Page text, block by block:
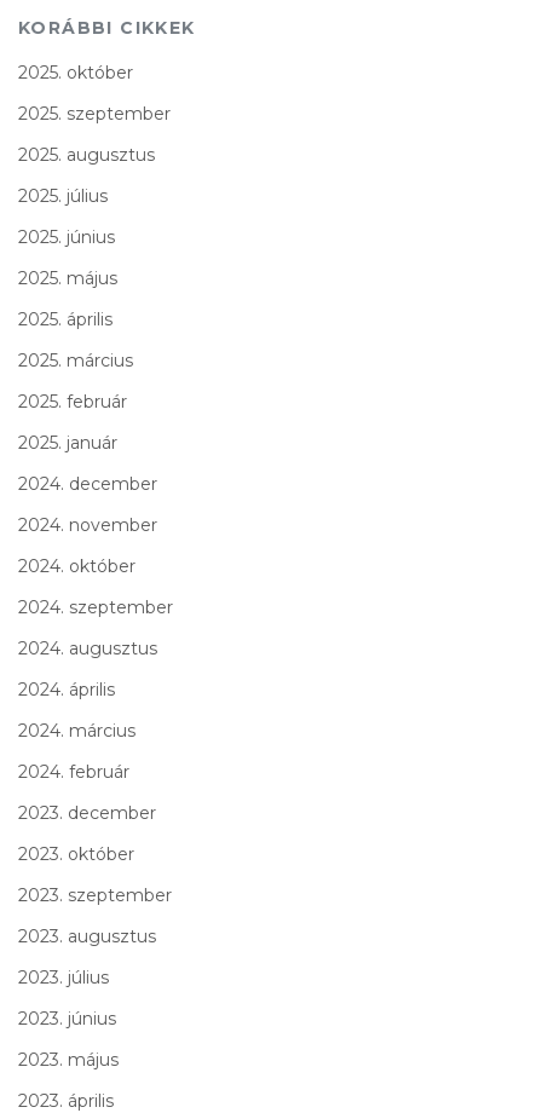
KORÁBBI CIKKEK
2025. október
2025. szeptember
2025. augusztus
2025. július
2025. június
2025. május
2025. április
2025. március
2025. február
2025. január
2024. december
2024. november
2024. október
2024. szeptember
2024. augusztus
2024. április
2024. március
2024. február
2023. december
2023. október
2023. szeptember
2023. augusztus
2023. július
2023. június
2023. május
2023. április